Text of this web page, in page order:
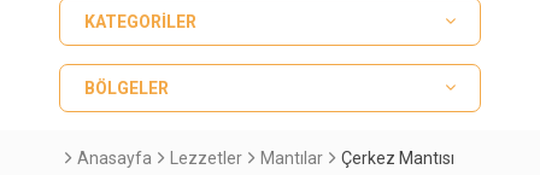
KATEGORILER
BÖLGELER
Anasayfa Lezzetler Mantılar Çerkez Mantısı